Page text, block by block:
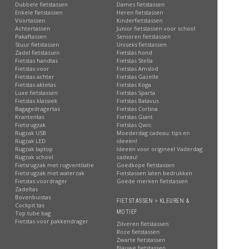
Dubbele fietstassen
Enkele fietstassen
Voortassen
Achtertassen
Pakaftassen
Stuur fietstassen
Zadel fietstassen
Fietstas handtas
Fietstas voor
Fietstas achter
Fietstas aktetas
Luxe fietstassen
Fietstas klassiek
Bagagedragertas
Krantentas
Fietsrugzak
Rugzak USB
Rugzak LED
Rugzak laptop
Rugzak school
Fietsrugzak met rugventilatie
Fietsrugzak met waterzak
Fietstas voordrager
Zadeltas
Bovenbuistas
Cockpit tas
Top tube bag
Fietstas voor pakkendrager
Dames fietstassen
Heren fietstassen
Kinderfietstassen
Junior fietstassen voor school
Senioren fietstassen
Uniseks fietstassen
Fietstas hond
Fietstas Stella
Fietstas Amslod
Fietstas Gazelle
Fietstas Koga
Fietstas Sparta
Fietstas Batavus
Fietstas Cortina
Fietstas Giant
Fietstas Qwic
Moederdag cadeau: tips en
ideeën!
Ideeën voor origineel Vaderdag
cadeau!
Goedkope fietstassen
Fietstassen laten bedrukken
Goede merken fietstassen
FIETSTASSEN > KLEUREN &
MOTIEF
Zilveren fietstassen
Roze fietstassen
Zwarte fietstassen